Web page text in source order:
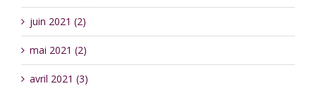
juin 2021 (2)
mai 2021 (2)
avril 2021 (3)